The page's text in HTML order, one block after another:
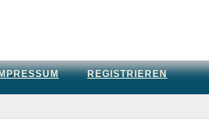
REGISTRIEREN